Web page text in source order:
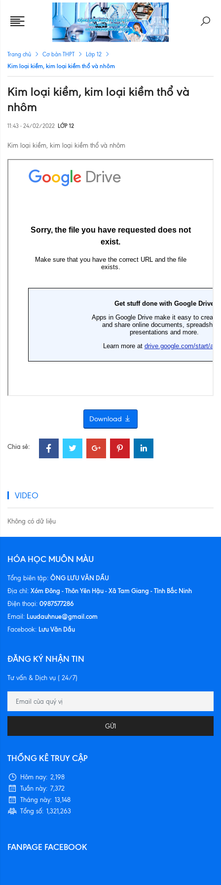
Trang chủ Cơ bản THPT Lớp 12
Kim loại kiềm, kim loại kiềm thổ và nhôm
Kim loại kiềm, kim loại kiềm thổ và
nhôm
11:43 - 24/02/2022 LỚP 12
Kim loại kiềm, kim loại kiềm thổ và nhôm
Download
Chia sẻ:
VIDEO
Không có dữ liệu
HÓA HỌC MUÔN MÀU
Tổng biên tập: ÔNG LƯU VĂN DẦU
Địa chỉ: Xóm Đông - Thôn Yên Hậu - Xã Tam Giang - Tỉnh Bắc Ninh
Điện thoại: 0987577286
Email: Luudauhnue@gmail.com
Facebook: Lưu Văn Dầu
ĐĂNG KÝ NHẬN TIN
Tư vấn & Dịch vụ ( 24/7)
GỬI
THỐNG KÊ TRUY CẬP
Hôm nay: 2,198
Tuần này: 7,372
Tháng này: 13,148
Tổng số: 1,321,263
FANPAGE FACEBOOK